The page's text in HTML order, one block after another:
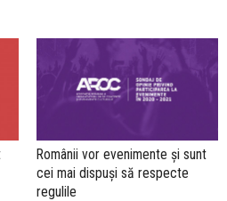
Românii vor evenimente și sunt
cei mai dispuși să respecte
regulile